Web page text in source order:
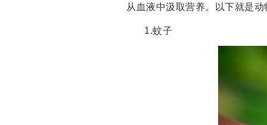
从血液中汲取营养。以下就是
1.蚊子